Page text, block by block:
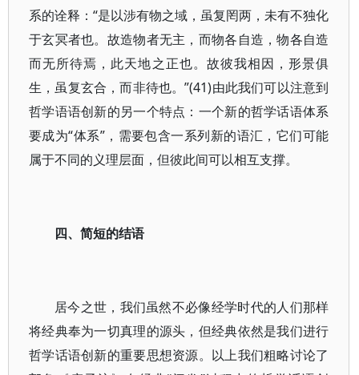
系的诠释：“是以涉有物之域，虽复罔两，未有不独化
于玄冥者也。故造物者无主，而物各自造，物各自造
而无所待焉，此天地之正也。故彼我相因，形景俱
生，虽复玄合，而非待也。”(41)由此我们可以注意到
哲学语语创新的另一个特点：一个新的哲学话语体系
要成为“体系”，需要包含一系列新的语汇，它们可能
属于不同的义理层面，但彼此间可以相互支撑。
四、简短的结语
居今之世，我们虽然不必像经学时代的人们那样
将经典奉为一切真理的源头，但经典依然是我们进行
哲学话语创新的重要思想资源。以上我们粗略讨论了